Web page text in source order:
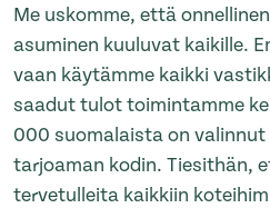
Me uskomme, että
asuminen kuuluvat kaikille.
vaan käytämme kaikki
saadut tulot toimintamme
000 suomalaista on
tarjoaman kodin. Tiesithän,
tervetulleita kaikkiin